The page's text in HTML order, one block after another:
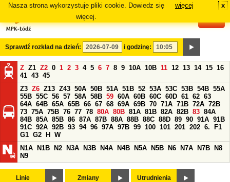
Nasza strona wykorzystuje pliki cookie. Dowiedz się
więcej.
więcej x
Sprawdź rozkład na dzień: i godzinę:
Z Z1 Z2 0 1 2 3 4 5 6 7 8 9 10A 10B 11 12 13 14 15 16
41 43 45
Z3 Z6 Z13 Z43 50A 50B 51A 51B 52 53A 53C 53B 54B 55A
55B 55C 56 57 58A 58B 59 60A 60B 60C 60D 61 62 63
64A 64B 65A 65B 66 67 68 69A 69B 70 71A 71B 72A 72B
73 75A 75B 76 77 78 80A 80B 81A 81B 82A 82B 83 84A
84B 85A 85B 86 87A 87B 88A 88B 88C 88D 89 90 91A 91B
91C 92A 92B 93 94 96 97A 97B 99 100 101 201 202 6.
F1
G1 G2 H
W
N1A
N1B N2 N3A N3B N4A N4B N5A N5B N6 N7A N7B
N8
N9
Linie Zmiany Utrudnienia